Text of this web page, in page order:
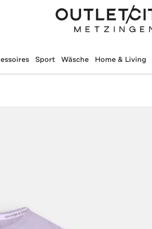
Sport Wäsche Home & Living